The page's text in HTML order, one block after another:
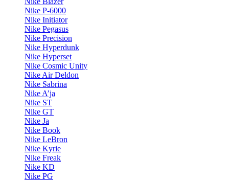
Nike P-6000
Nike Initiator
Nike Pegasus
Nike Precision
Nike Hyperdunk
Nike Hyperset
Nike Cosmic Unity
Nike Air Deldon
Nike Sabrina
Nike A’ja
Nike ST
Nike GT
Nike Ja
Nike Book
Nike LeBron
Nike Kyrie
Nike Freak
Nike KD
Nike PG